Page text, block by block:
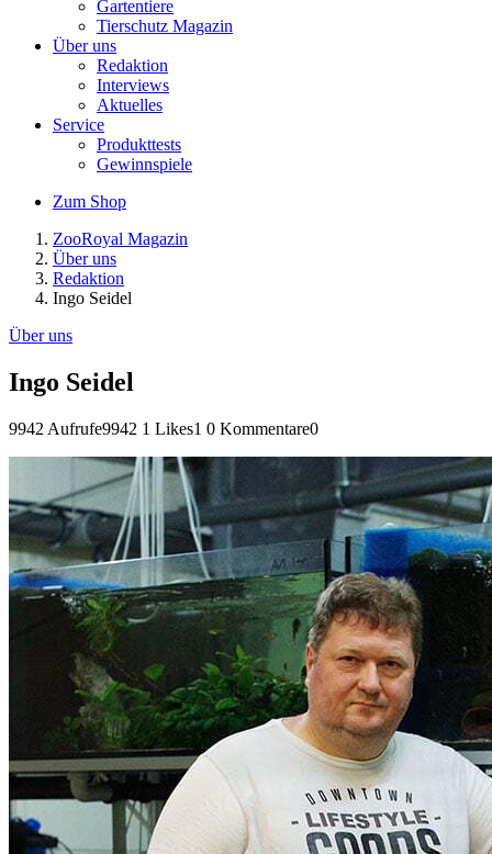
Gartentiere
Tierschutz Magazin
Über uns
Redaktion
Interviews
Aktuelles
Service
Produkttests
Gewinnspiele
Zum Shop
ZooRoyal Magazin
Über uns
Redaktion
Ingo Seidel
Über uns
Ingo Seidel
9942 Aufrufe9942 1 Likes1 0 Kommentare0